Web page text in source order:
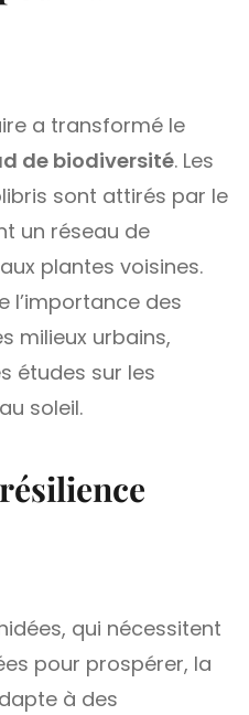
a transformé le
de biodiversité. Les
sont attirés par le
un réseau de
plantes voisines.
l’importance des
milieux urbains,
études sur les
soleil.
qui nécessitent
pour prospérer, la
à des